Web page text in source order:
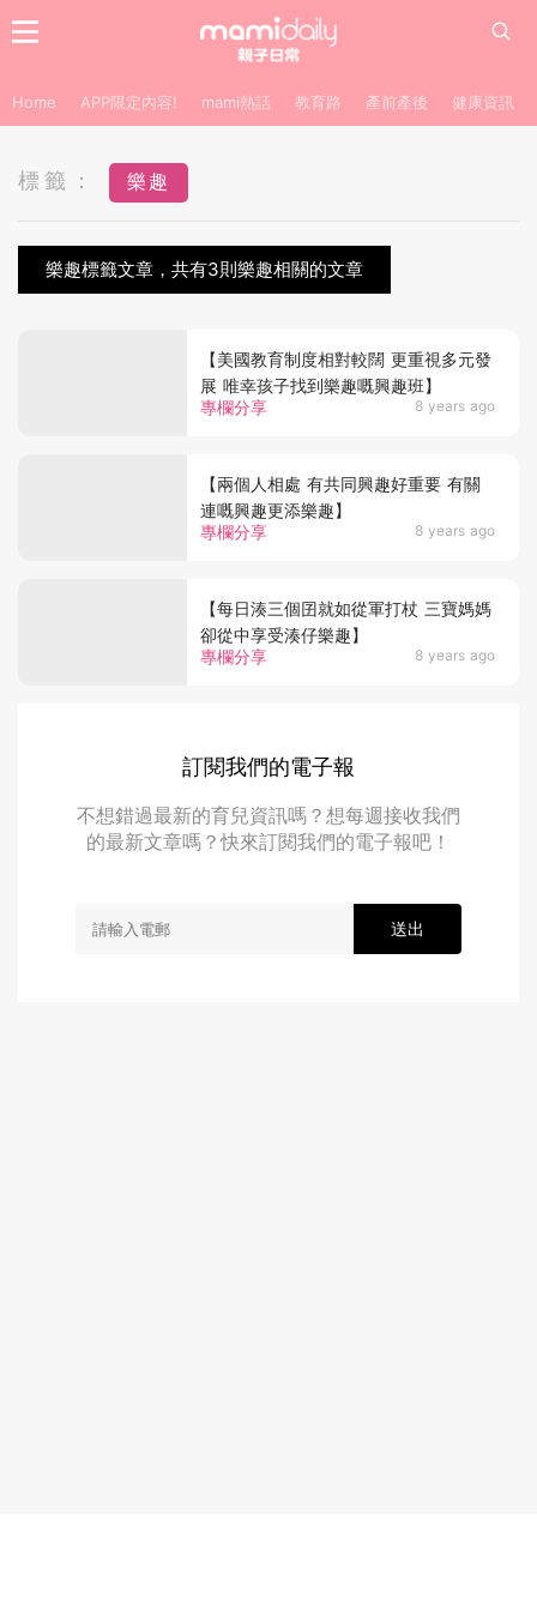
Home APP限定內容! mami熱話 教育路 產前產後 健康資訊
標籤： 樂趣
樂趣標籤文章，共有3則樂趣相關的文章
專欄分享 8 years ago
【美國教育制度相對較闊 更重視多元發
展 唯幸孩子找到樂趣嘅興趣班】
專欄分享 8 years ago
【兩個人相處 有共同興趣好重要 有關
連嘅興趣更添樂趣】
專欄分享 8 years ago
【每日湊三個囝就如從軍打杖 三寶媽媽
卻從中享受湊仔樂趣】
訂閱我們的電子報
不想錯過最新的育兒資訊嗎？想每週接收我們
的最新文章嗎？快來訂閱我們的電子報吧！
送出